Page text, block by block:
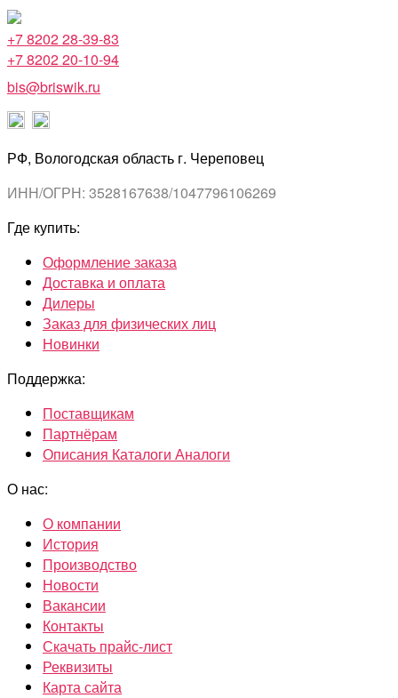
+7 8202 28-39-83
+7 8202 20-10-94
bis@briswik.ru
РФ, Вологодская область г. Череповец
ИНН/ОГРН: 3528167638/1047796106269
Где купить:
Оформление заказа
Доставка и оплата
Дилеры
Заказ для физических лиц
Новинки
Поддержка:
Поставщикам
Партнёрам
Описания Каталоги Аналоги
О нас:
О компании
История
Производство
Новости
Вакансии
Контакты
Скачать прайс-лист
Реквизиты
Карта сайта